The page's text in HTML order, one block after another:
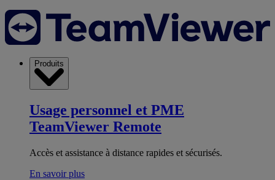
Produits
Usage personnel et PME
TeamViewer Remote
Accès et assistance à distance rapides et sécurisés.
En savoir plus